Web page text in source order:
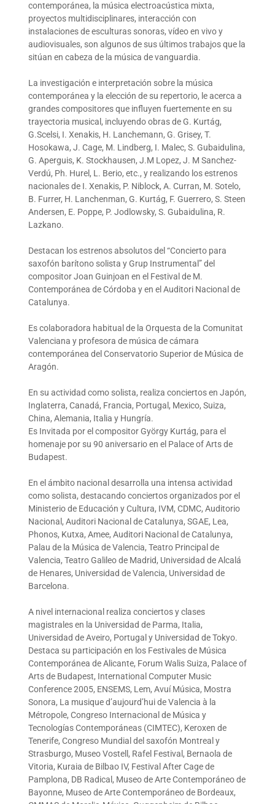
contemporánea, la música electroacústica mixta,
proyectos multidisciplinares, interacción con
instalaciones de esculturas sonoras, vídeo en vivo y
audiovisuales, son algunos de sus últimos trabajos que la
sitúan en cabeza de la música de vanguardia.
La investigación e interpretación sobre la música
contemporánea y la elección de su repertorio, le acerca a
grandes compositores que influyen fuertemente en su
trayectoria musical, incluyendo obras de G. Kurtág,
G.Scelsi, I. Xenakis, H. Lanchemann, G. Grisey, T.
Hosokawa, J. Cage, M. Lindberg, I. Malec, S. Gubaidulina,
G. Aperguis, K. Stockhausen, J.M Lopez, J. M Sanchez-
Verdú, Ph. Hurel, L. Berio, etc., y realizando los estrenos
nacionales de I. Xenakis, P. Niblock, A. Curran, M. Sotelo,
B. Furrer, H. Lanchenman, G. Kurtág, F. Guerrero, S. Steen
Andersen, E. Poppe, P. Jodlowsky, S. Gubaidulina, R.
Lazkano.
Destacan los estrenos absolutos del “Concierto para
saxofón barítono solista y Grup Instrumental” del
compositor Joan Guinjoan en el Festival de M.
Contemporánea de Córdoba y en el Auditori Nacional de
Catalunya.
Es colaboradora habitual de la Orquesta de la Comunitat
Valenciana y profesora de música de cámara
contemporánea del Conservatorio Superior de Música de
Aragón.
En su actividad como solista, realiza conciertos en Japón,
Inglaterra, Canadá, Francia, Portugal, Mexico, Suiza,
China, Alemania, Italia y Hungría.
Es Invitada por el compositor György Kurtág, para el
homenaje por su 90 aniversario en el Palace of Arts de
Budapest.
En el ámbito nacional desarrolla una intensa actividad
como solista, destacando conciertos organizados por el
Ministerio de Educación y Cultura, IVM, CDMC, Auditorio
Nacional, Auditori Nacional de Catalunya, SGAE, Lea,
Phonos, Kutxa, Amee, Auditori Nacional de Catalunya,
Palau de la Música de Valencia, Teatro Principal de
Valencia, Teatro Galileo de Madrid, Universidad de Alcalá
de Henares, Universidad de Valencia, Universidad de
Barcelona.
A nivel internacional realiza conciertos y clases
magistrales en la Universidad de Parma, Italia,
Universidad de Aveiro, Portugal y Universidad de Tokyo.
Destaca su participación en los Festivales de Música
Contemporánea de Alicante, Forum Walis Suiza, Palace of
Arts de Budapest, International Computer Music
Conference 2005, ENSEMS, Lem, Avuí Música, Mostra
Sonora, La musique d’aujourd’hui de Valencia à la
Métropole, Congreso Internacional de Música y
Tecnologías Contemporáneas (CIMTEC), Keroxen de
Tenerife, Congreso Mundial del saxofón Montreal y
Strasburgo, Museo Vostell, Rafel Festival, Bernaola de
Vitoria, Kuraia de Bilbao IV, Festival After Cage de
Pamplona, DB Radical, Museo de Arte Contemporáneo de
Bayonne, Museo de Arte Contemporáneo de Bordeaux,